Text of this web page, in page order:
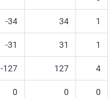
-34 34 1
-31 31 1
-127 127 4
0 0 0